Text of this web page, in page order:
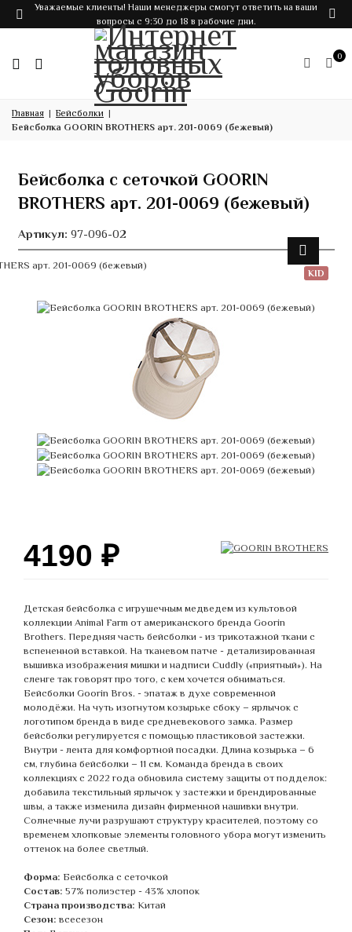
Уважаемые клиенты! Наши менеджеры смогут ответить на ваши
вопросы с 9:30 до 18 в рабочие дни.
0
Главная
Бейсболки
Бейсболка GOORIN BROTHERS арт. 201-0069 (бежевый)
Бейсболка с сеточкой GOORIN
BROTHERS арт. 201-0069 (бежевый)
Артикул: 97-096-02
KID
4190 ₽
Детская бейсболка с игрушечным медведем из культовой
коллекции Animal Farm от американского бренда Goorin
Brothers. Передняя часть бейсболки - из трикотажной ткани с
вспененной вставкой. На тканевом патче - детализированная
вышивка изображения мишки и надписи Cuddly («приятный»). На
сленге так говорят про того, с кем хочется обниматься.
Бейсболки Goorin Bros. - эпатаж в духе современной
молодёжи. На чуть изогнутом козырьке сбоку – ярлычок с
логотипом бренда в виде средневекового замка. Размер
бейсболки регулируется с помощью пластиковой застежки.
Внутри - лента для комфортной посадки. Длина козырька – 6
см, глубина бейсболки – 11 см. Команда бренда в своих
коллекциях с 2022 года обновила систему защиты от подделок:
добавила текстильный ярлычок у застежки и брендированные
швы, а также изменила дизайн фирменной нашивки внутри.
Солнечные лучи разрушают структуру красителей, поэтому со
временем хлопковые элементы головного убора могут изменить
оттенок на более светлый.
Форма: Бейсболка с сеточкой
Состав: 57% полиэстер - 43% хлопок
Страна производства: Китай
Сезон: всесезон